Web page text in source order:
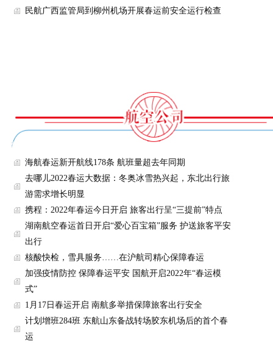
民航广西监管局到柳州机场开展春运前安全运行检查
海航春运新开航线178条 航班量超去年同期
去哪儿2022春运大数据：冬奥冰雪热兴起，东北出行旅
游需求增长明显
携程：2022年春运今日开启 旅客出行呈“三提前”特点
湖南航空春运首日开启“爱心百宝箱”服务 护送旅客平安
出​行
核酸快检，雪具服务……在沪航司精心保障春运
加强疫情防控 保障春运平安 国航开启2022年“春运模
式”
1月17日春运开启 南航多举措保障旅客出行安全
计划增班284班 东航山东备战转场胶东机场后的首个春
运